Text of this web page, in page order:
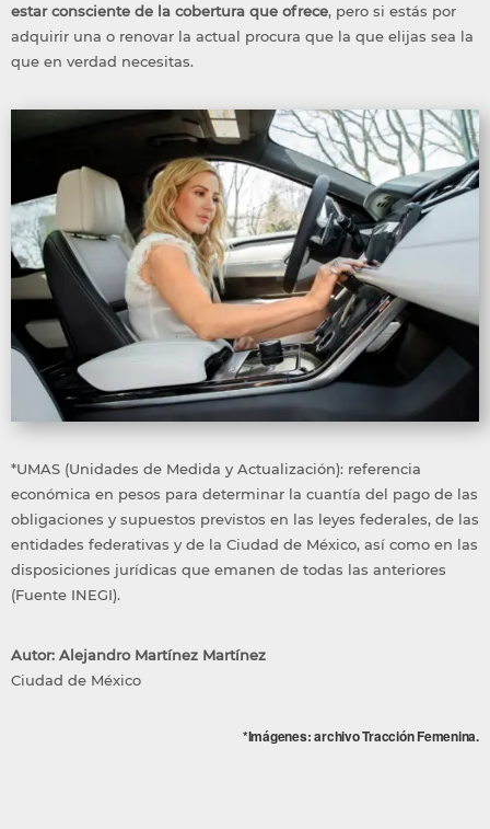
estar consciente de la cobertura que ofrece, pero si estás por
adquirir una o renovar la actual procura que la que elijas sea la
que en verdad necesitas.
*UMAS (Unidades de Medida y Actualización): referencia
económica en pesos para determinar la cuantía del pago de las
obligaciones y supuestos previstos en las leyes federales, de las
entidades federativas y de la Ciudad de México, así como en las
disposiciones jurídicas que emanen de todas las anteriores
(Fuente INEGI).
Autor: Alejandro Martínez Martínez
Ciudad de México
*Imágenes: archivo Tracción Femenina.